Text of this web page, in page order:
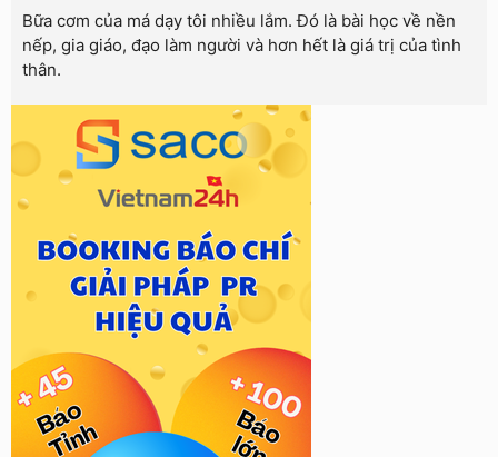
Bữa cơm của má dạy tôi nhiều lắm. Đó là bài học về nền
nếp, gia giáo, đạo làm người và hơn hết là giá trị của tình
thân.